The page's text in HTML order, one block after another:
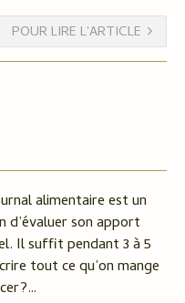
POUR LIRE L'ARTICLE
alimentaire est un
d’évaluer son apport
Il suffit pendant 3 à 5
tout ce qu’on mange